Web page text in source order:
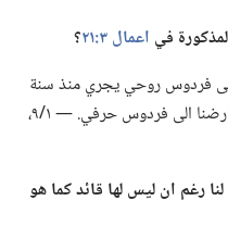
في اعمال ٣:‏٢١
‏؟‏
الى فردوس روحي يجري منذ سنة
١٩١٩.‏ وثمة ردّ آخر سيأتي عندما تتحول ارضنا الى فردوس حرفي.‏ —‏ ١/‏٩،‏
رغم ان ليس لها قائد كما هو